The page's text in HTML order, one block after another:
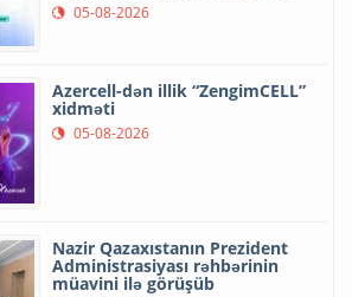
05-08-2026
Azercell-dən illik “ZengimCELL”
xidməti
05-08-2026
Nazir Qazaxıstanın Prezident
Administrasiyası rəhbərinin
müavini ilə görüşüb